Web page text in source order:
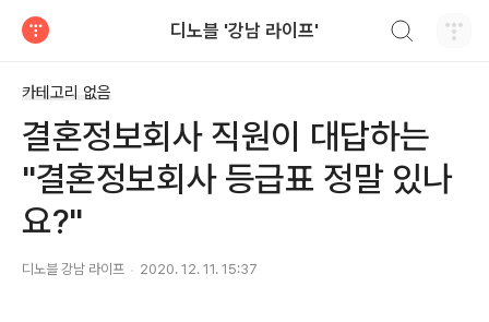
디노블 '강남 라이프'
카테고리 없음
결혼정보회사 직원이 대답하는
"결혼정보회사 등급표 정말 있나
요?"
디노블 강남 라이프 2020. 12. 11. 15:37